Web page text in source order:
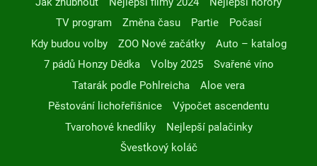
TV program
Změna času Partie
Počasí
Kdy budou volby
ZOO Nové začátky
Auto – katalog
7 pádů Honzy Dědka
Volby 2025
Svařené víno
Tatarák podle Pohlreicha
Aloe vera
Pěstování lichořeřišnice
Výpočet ascendentu
Tvarohové knedlíky
Nejlepší palačinky
Švestkový koláč